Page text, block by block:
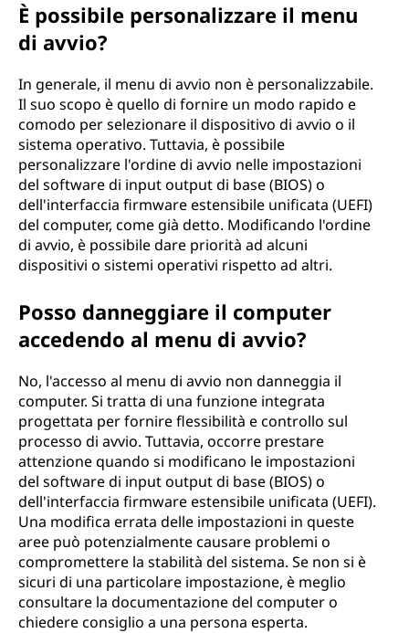
È possibile personalizzare il menu
di avvio?
In generale, il menu di avvio non è personalizzabile.
Il suo scopo è quello di fornire un modo rapido e
comodo per selezionare il dispositivo di avvio o il
sistema operativo. Tuttavia, è possibile
personalizzare l'ordine di avvio nelle impostazioni
del software di input output di base (BIOS) o
dell'interfaccia firmware estensibile unificata (UEFI)
del computer, come già detto. Modificando l'ordine
di avvio, è possibile dare priorità ad alcuni
dispositivi o sistemi operativi rispetto ad altri.
Posso danneggiare il computer
accedendo al menu di avvio?
No, l'accesso al menu di avvio non danneggia il
computer. Si tratta di una funzione integrata
progettata per fornire flessibilità e controllo sul
processo di avvio. Tuttavia, occorre prestare
attenzione quando si modificano le impostazioni
del software di input output di base (BIOS) o
dell'interfaccia firmware estensibile unificata (UEFI).
Una modifica errata delle impostazioni in queste
aree può potenzialmente causare problemi o
compromettere la stabilità del sistema. Se non si è
sicuri di una particolare impostazione, è meglio
consultare la documentazione del computer o
chiedere consiglio a una persona esperta.